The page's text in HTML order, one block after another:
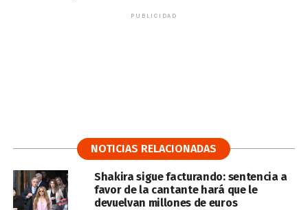
PUBLICIDAD
NOTICIAS RELACIONADAS
Shakira sigue facturando: sentencia a
favor de la cantante hará que le
devuelvan millones de euros